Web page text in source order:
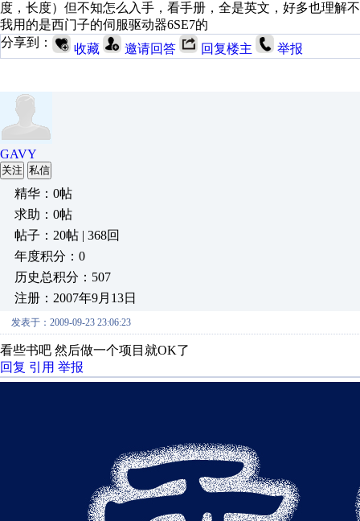
度，长度）但不知怎么入手，看手册，全是英文，好多也理解
我用的是西门子的伺服驱动器6SE7的
分享到：
收藏 邀请回答 回复楼主 举报
GAVY
关注 私信
精华：0帖
求助：0帖
帖子：20帖 | 368回
年度积分：0
历史总积分：507
注册：2007年9月13日
发表于：2009-09-23 23:06:23
看些书吧 然后做一个项目就OK了
回复 引用 举报